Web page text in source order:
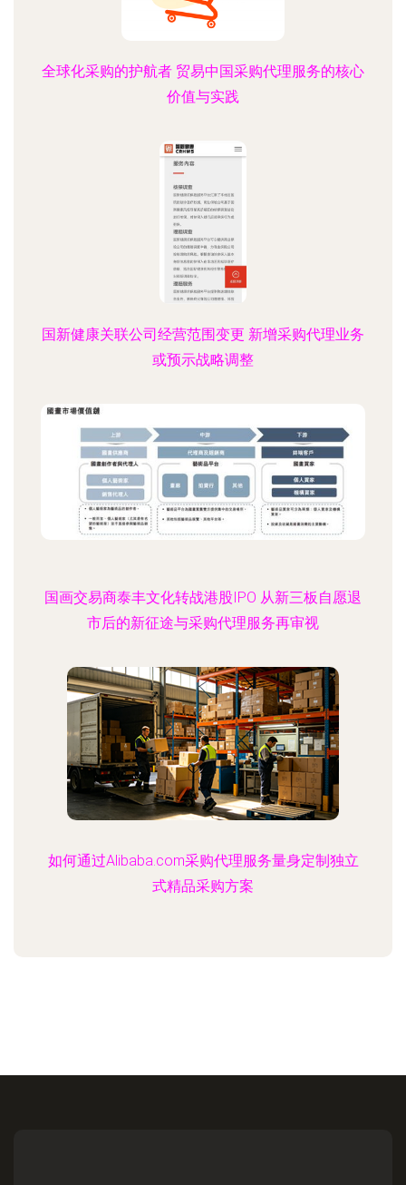
全球化采购的护航者 贸易中国采购代理服务的核心
价值与实践
国新健康关联公司经营范围变更 新增采购代理业务
或预示战略调整
国画交易商泰丰文化转战港股IPO 从新三板自愿退
市后的新征途与采购代理服务再审视
如何通过Alibaba.com采购代理服务量身定制独立
式精品采购方案